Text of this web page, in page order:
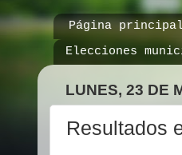
Página
Elecciones
LUNES, 23 DE
Resultados